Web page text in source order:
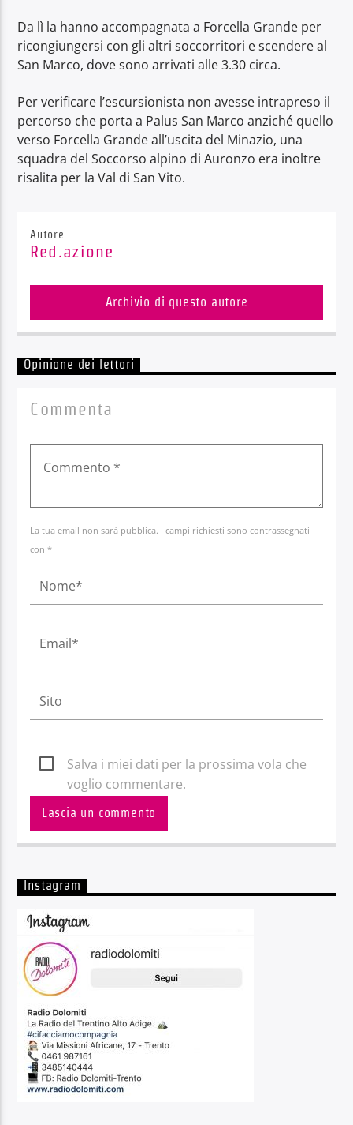
Da lì la hanno accompagnata a Forcella Grande per
ricongiungersi con gli altri soccorritori e scendere al
San Marco, dove sono arrivati alle 3.30 circa.
Per verificare l’escursionista non avesse intrapreso il
percorso che porta a Palus San Marco anziché quello
verso Forcella Grande all’uscita del Minazio, una
squadra del Soccorso alpino di Auronzo era inoltre
risalita per la Val di San Vito.
Autore
Red.azione
Archivio di questo autore
Opinione dei lettori
Commenta
La tua email non sarà pubblica. I campi richiesti sono contrassegnati
con *
Salva i miei dati per la prossima vola che
voglio commentare.
Instagram